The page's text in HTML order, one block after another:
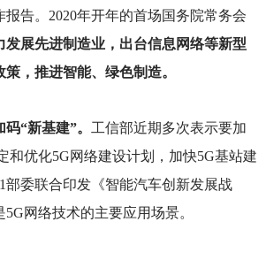
报告。2020年开年的首场国务院常务会
发展先进制造业，出台信息网络等新型
，推进智能、绿色制造。
“新基建”。 工信部近期多次表示要加
和优化5G网络建设计划，加快5G基站建
部委联合印发《智能汽车创新发展战
网络技术的主要应用场景。